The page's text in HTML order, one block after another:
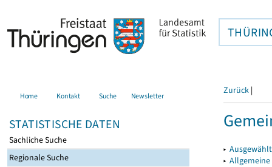
Home Kontakt Suche Newsletter
STATISTISCHE DATEN
Sachliche Suche
Regionale Suche
Zurück |
▸
▸